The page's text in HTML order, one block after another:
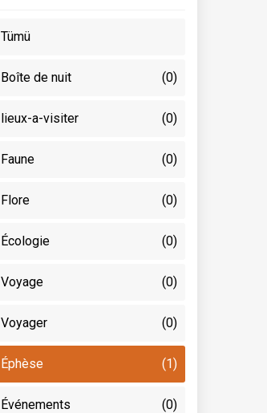
Tümü
Boîte de nuit (0)
lieux-a-visiter (0)
Faune (0)
Flore (0)
Écologie (0)
Voyage (0)
Voyager (0)
Éphèse (1)
Événements (0)